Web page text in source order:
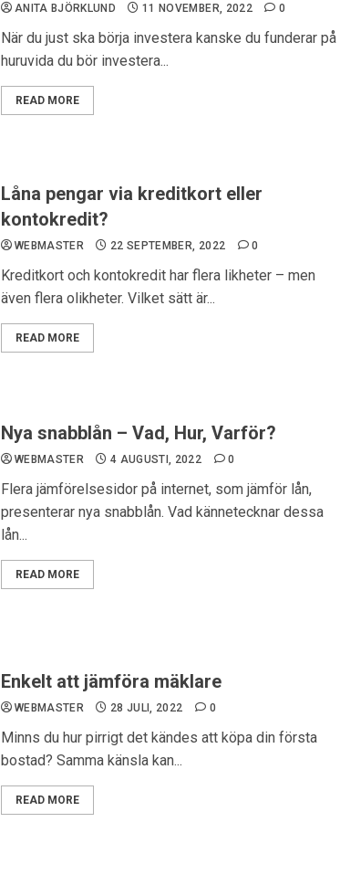
ANITA BJÖRKLUND 11 NOVEMBER, 2022 0
När du just ska börja investera kanske du funderar på
huruvida du bör investera...
READ MORE
Låna pengar via kreditkort eller
kontokredit?
WEBMASTER 22 SEPTEMBER, 2022 0
Kreditkort och kontokredit har flera likheter – men
även flera olikheter. Vilket sätt är...
READ MORE
Nya snabblån – Vad, Hur, Varför?
WEBMASTER 4 AUGUSTI, 2022 0
Flera jämförelsesidor på internet, som jämför lån,
presenterar nya snabblån. Vad kännetecknar dessa
lån...
READ MORE
Enkelt att jämföra mäklare
WEBMASTER 28 JULI, 2022 0
Minns du hur pirrigt det kändes att köpa din första
bostad? Samma känsla kan...
READ MORE